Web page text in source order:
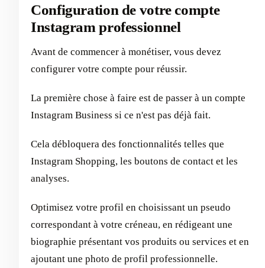
Configuration de votre compte
Instagram professionnel
Avant de commencer à monétiser, vous devez
configurer votre compte pour réussir.
La première chose à faire est de passer à un compte
Instagram Business si ce n'est pas déjà fait.
Cela débloquera des fonctionnalités telles que
Instagram Shopping, les boutons de contact et les
analyses.
Optimisez votre profil en choisissant un pseudo
correspondant à votre créneau, en rédigeant une
biographie présentant vos produits ou services et en
ajoutant une photo de profil professionnelle.